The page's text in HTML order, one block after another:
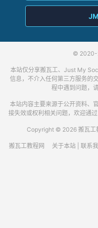
©
本站仅分享搬瓦工、Just My
信息，不介入任何第三方服务的
程中遇到问题，
本站内容主要来源于公开资料、
接失效或权利相关问题，欢迎通过
Copyright © 2026 搬瓦工
搬瓦工教程网 关于本站| 联系我